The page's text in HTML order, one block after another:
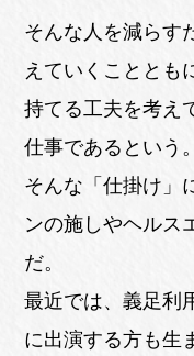
そんな人を減らす
えていくこととも
持てる工夫を考え
仕事であるという。
そんな「仕掛け」
ンの施しやヘルス
だ。
最近では、義足利
に出演する方も生